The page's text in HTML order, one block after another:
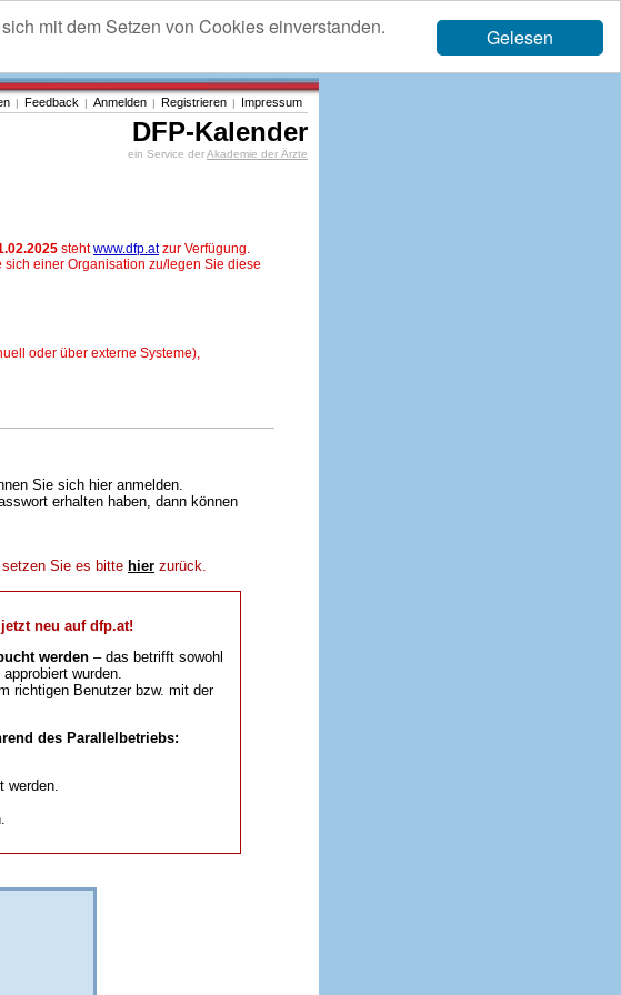
Gelesen
mit dem Setzen von Cookies einverstanden.
| Feedback | Anmelden | Registrieren | Impressum
DFP-Kalender
ein Service derAkademie der Ärzte
stehtwww.dfp.atzur Verfügung.
einer Organisation zu/legen Sie diese
oder über externe Systeme),
Sie sich hier anmelden.
erhalten haben, dann können
Sie es bitte hier zurück.
neu auf dfp.at!
werden – das betrifft sowohl
wurden.
richtigen Benutzer bzw. mit der
des Parallelbetriebs:
werden.